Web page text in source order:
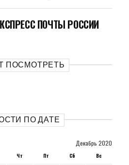
ПОЧТЫ РОССИИ
ПОСМОТРЕТЬ
ПО ДАТЕ
Декабрь 2020
Чт Пт Сб Вс